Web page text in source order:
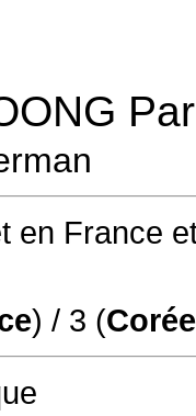
en France
) / 3 (Corée